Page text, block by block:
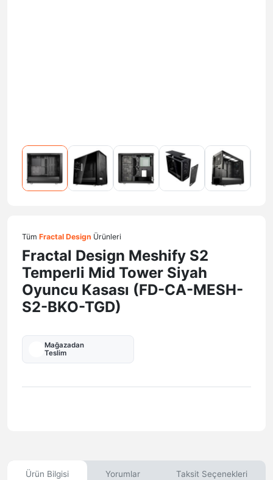
Tüm Fractal Design Ürünleri
Fractal Design Meshify S2
Temperli Mid Tower Siyah
Oyuncu Kasası (FD-CA-MESH-
S2-BKO-TGD)
Mağazadan
Teslim
Ürün Bilgisi Yorumlar Taksit Seçenekleri